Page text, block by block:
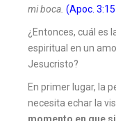
mi boca. (Apoc.
¿Entonces, cuál es
espiritual en un
Jesucristo?
En primer lugar, la
necesita echar la